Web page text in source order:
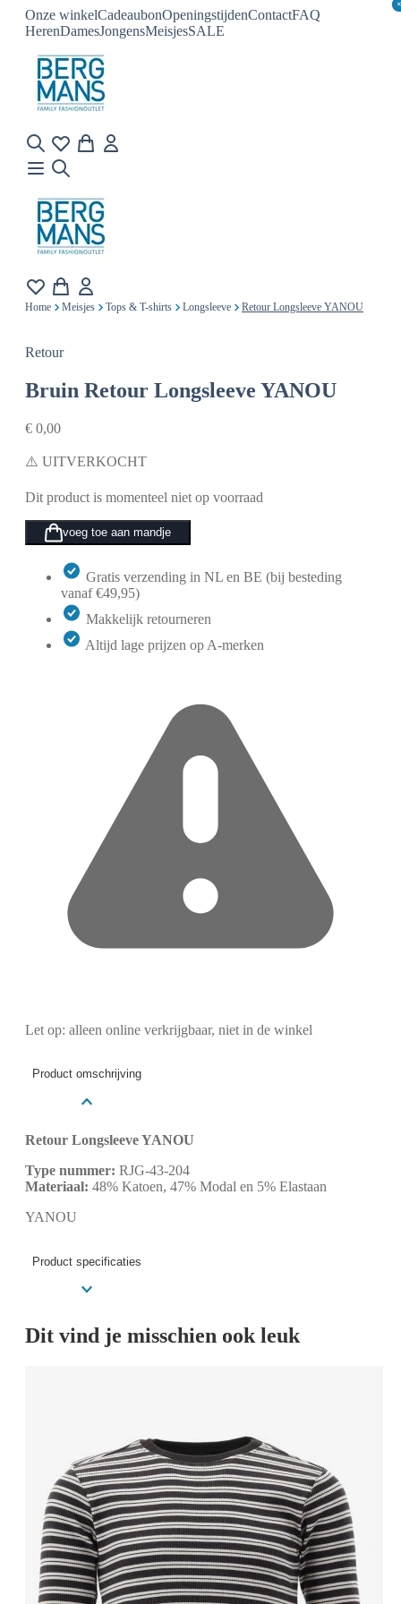
Onze winkelCadeaubonOpeningstijdenContactFAQ
HerenDamesJongensMeisjesSALE
×
×
Home Meisjes Tops & T-shirts Longsleeve Retour Longsleeve YANOU
Retour
Bruin Retour Longsleeve YANOU
€ 0,00
⚠️ UITVERKOCHT
Dit product is momenteel niet op voorraad
voeg toe aan mandje
Gratis verzending in NL en BE (bij besteding
vanaf €49,95)
Makkelijk retourneren
Altijd lage prijzen op A-merken
Let op: alleen online verkrijgbaar, niet in de winkel
Product omschrijving
Retour Longsleeve YANOU
Type nummer: RJG-43-204
Materiaal: 48% Katoen, 47% Modal en 5% Elastaan
YANOU
Product specificaties
Dit vind je misschien ook leuk